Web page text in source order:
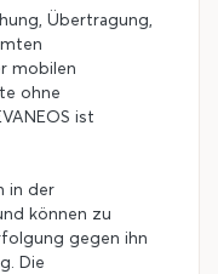
Übertragung,
mobilen
ohne
ist
in der
können zu
gegen ihn
Die